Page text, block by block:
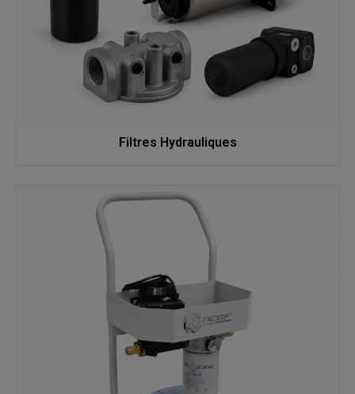
mini flux et KAD 2000 dont la réputation en fiabilité n’est plus à
Filtres Hydrauliques